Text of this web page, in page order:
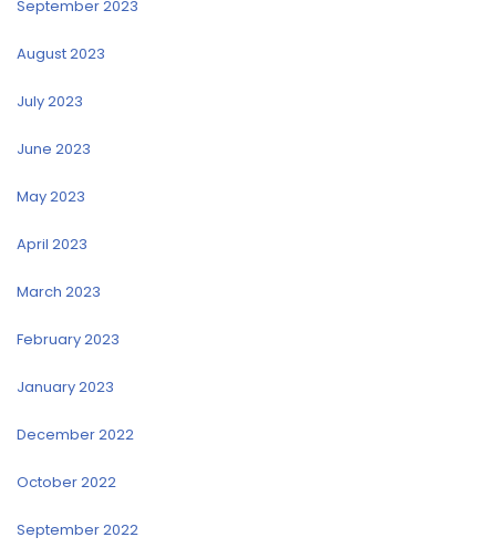
September 2023
August 2023
July 2023
June 2023
May 2023
April 2023
March 2023
February 2023
January 2023
December 2022
October 2022
September 2022